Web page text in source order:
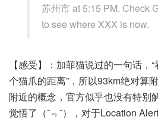
苏州市 at 5:15 PM. Check
to see where XXX is now.
【感受】：加菲猫说过的一句话，
个猫爪的距离”，所以93km绝对算
附近的概念，官方似乎也没有特别
觉悟了（¯﹃¯），对于Location